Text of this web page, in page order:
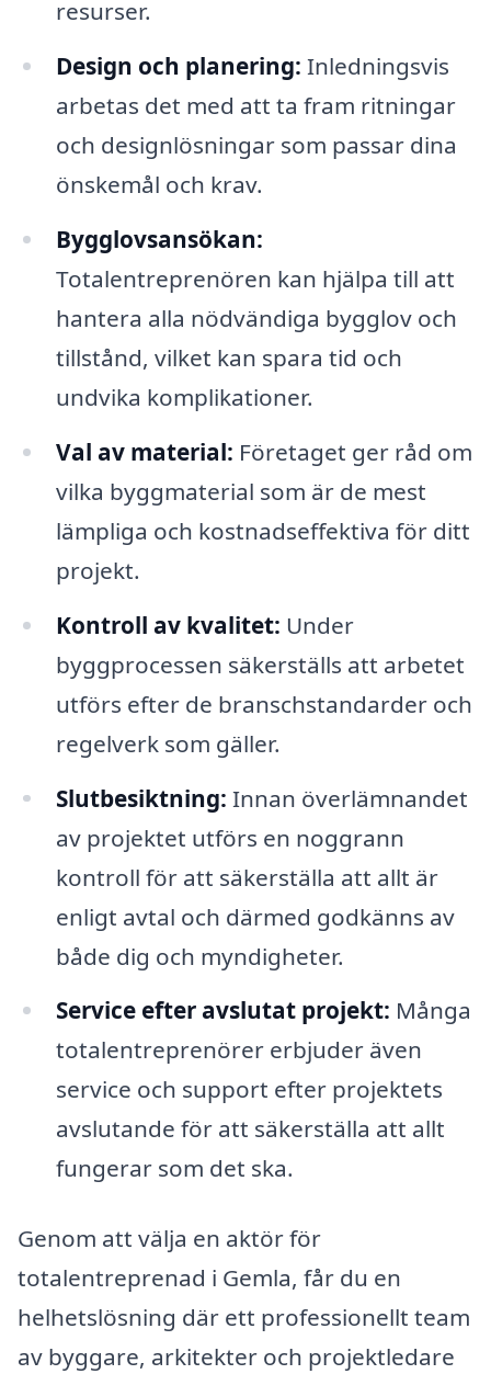
resurser.
Design och planering: Inledningsvis
arbetas det med att ta fram ritningar
och designlösningar som passar dina
önskemål och krav.
Bygglovsansökan:
Totalentreprenören kan hjälpa till att
hantera alla nödvändiga bygglov och
tillstånd, vilket kan spara tid och
undvika komplikationer.
Val av material: Företaget ger råd om
vilka byggmaterial som är de mest
lämpliga och kostnadseffektiva för ditt
projekt.
Kontroll av kvalitet: Under
byggprocessen säkerställs att arbetet
utförs efter de branschstandarder och
regelverk som gäller.
Slutbesiktning: Innan överlämnandet
av projektet utförs en noggrann
kontroll för att säkerställa att allt är
enligt avtal och därmed godkänns av
både dig och myndigheter.
Service efter avslutat projekt: Många
totalentreprenörer erbjuder även
service och support efter projektets
avslutande för att säkerställa att allt
fungerar som det ska.
Genom att välja en aktör för
totalentreprenad i Gemla, får du en
helhetslösning där ett professionellt team
av byggare, arkitekter och projektledare